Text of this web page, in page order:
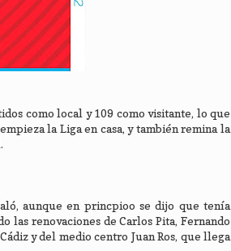
como local y 109 como visitante, lo que
la Liga en casa, y también remina la
aunque en princpioo se dijo que tenía
las renovaciones de Carlos Pita, Fernando
y del medio centro Juan Ros, que llega